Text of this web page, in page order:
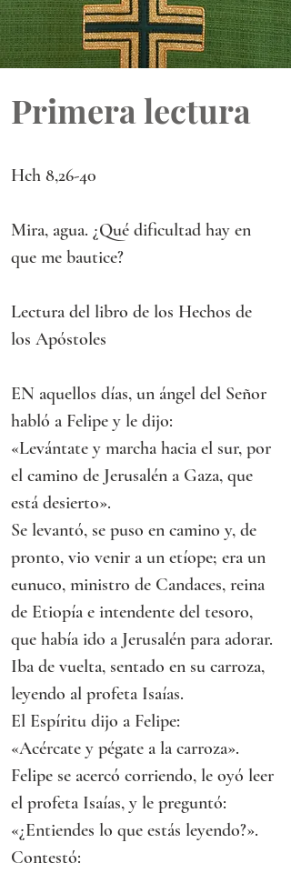
Primera lectura
Hch 8,26-40
Mira, agua. ¿Qué dificultad hay en
que me bautice?
Lectura del libro de los Hechos de
los Apóstoles
EN aquellos días, un ángel del Señor
habló a Felipe y le dijo:
«Levántate y marcha hacia el sur, por
el camino de Jerusalén a Gaza, que
está desierto».
Se levantó, se puso en camino y, de
pronto, vio venir a un etíope; era un
eunuco, ministro de Candaces, reina
de Etiopía e intendente del tesoro,
que había ido a Jerusalén para adorar.
Iba de vuelta, sentado en su carroza,
leyendo al profeta Isaías.
El Espíritu dijo a Felipe:
«Acércate y pégate a la carroza».
Felipe se acercó corriendo, le oyó leer
el profeta Isaías, y le preguntó:
«¿Entiendes lo que estás leyendo?».
Contestó: